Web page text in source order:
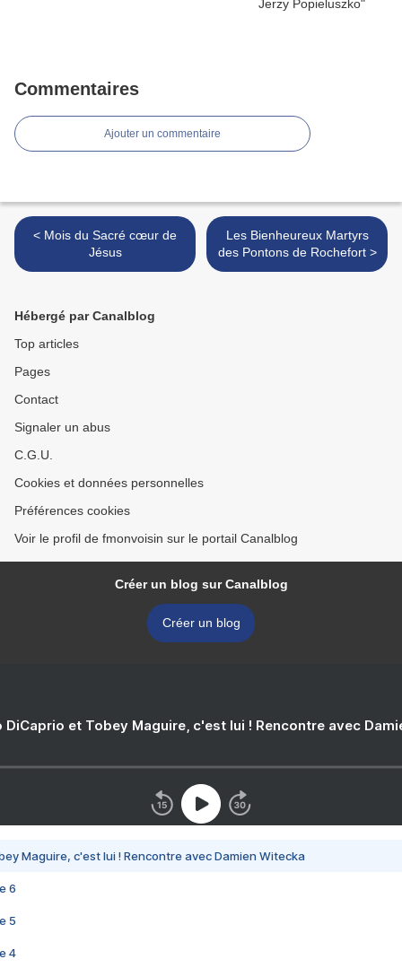
Commentaires
Ajouter un commentaire
< Mois du Sacré cœur de
Jésus
Les Bienheureux Martyrs
des Pontons de Rochefort >
Hébergé par Canalblog
Top articles
Pages
Contact
Signaler un abus
C.G.U.
Cookies et données personnelles
Préférences cookies
Voir le profil de fmonvoisin sur le portail Canalblog
Créer un blog sur Canalblog
Créer un blog
DiCaprio et Tobey Maguire, c'est lui ! Rencontre avec
Maguire, c'est lui ! Rencontre avec Damien Witecka
6
5
4